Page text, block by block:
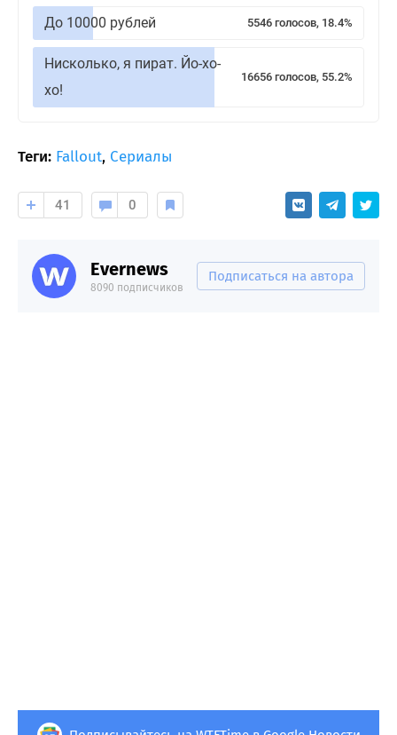
До 10000 рублей 5546 голосов, 18.4%
Нисколько, я пират. Йо-хо-
хо!
16656 голосов, 55.2%
Теги: Fallout, Сериалы
41 0
Evernews
8090 подписчиков
Подписаться на автора